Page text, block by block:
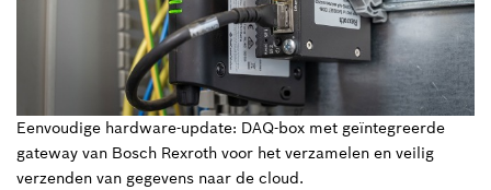
Eenvoudige hardware-update: DAQ-box met geïntegreerde
gateway van Bosch Rexroth voor het verzamelen en veilig
verzenden van gegevens naar de cloud.